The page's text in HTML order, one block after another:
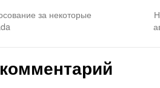
за некоторые